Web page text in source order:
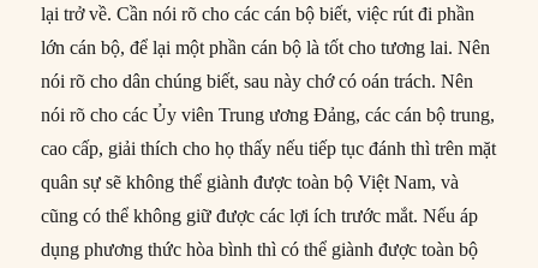
lại trở về. Cần nói rõ cho các cán bộ biết, việc rút đi phần
lớn cán bộ, để lại một phần cán bộ là tốt cho tương lai. Nên
nói rõ cho dân chúng biết, sau này chớ có oán trách. Nên
nói rõ cho các Ủy viên Trung ương Đảng, các cán bộ trung,
cao cấp, giải thích cho họ thấy nếu tiếp tục đánh thì trên mặt
quân sự sẽ không thể giành được toàn bộ Việt Nam, và
cũng có thể không giữ được các lợi ích trước mắt. Nếu áp
dụng phương thức hòa bình thì có thể giành được toàn bộ